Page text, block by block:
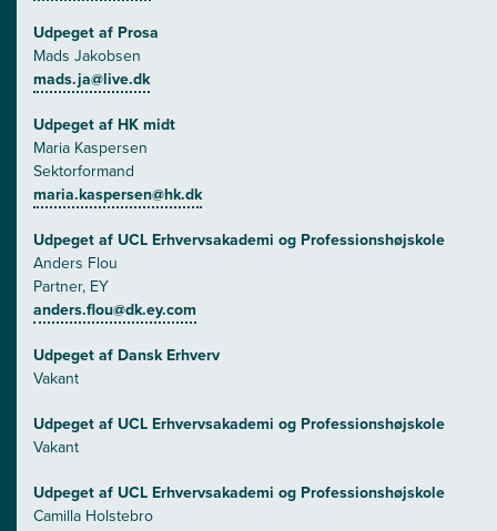
Udpeget af Prosa
Mads Jakobsen
mads.ja@live.dk
Udpeget af HK midt
Maria Kaspersen
Sektorformand
maria.kaspersen@hk.dk
Udpeget af UCL Erhvervsakademi og Professionshøjskole
Anders Flou
Partner, EY
anders.flou@dk.ey.com
Udpeget af Dansk Erhverv
Vakant
Udpeget af UCL Erhvervsakademi og Professionshøjskole
Vakant
Udpeget af UCL Erhvervsakademi og Professionshøjskole
Camilla Holstebro